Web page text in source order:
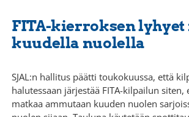
FITA-kierroksen
kuudella nuolella
SJAL:n hallitus päätti toukokuussa, että
halutessaan järjestää FITA-kilpailun siten,
matkaa ammutaan kuuden nuolen